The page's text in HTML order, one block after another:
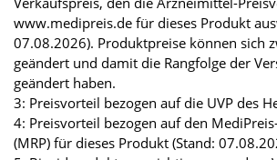
www.medipreis.de für dieses Produkt
07.08.2026). Produktpreise können sich
geändert und damit die Rangfolge der
geändert haben.
3: Preisvorteil bezogen auf die UVP des
4: Preisvorteil bezogen auf den
(MRP) für dieses Produkt (Stand: